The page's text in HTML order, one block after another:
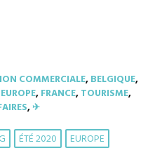
COMMERCIALE,BELGIQUE,
EUROPE,FRANCE,TOURISME,
,✈︎
ÉTÉ 2020
EUROPE